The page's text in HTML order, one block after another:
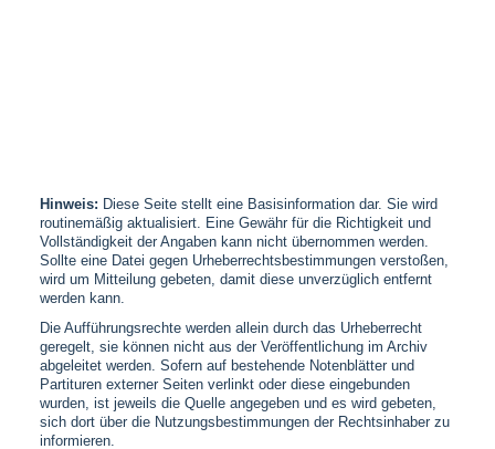
Hinweis: Diese Seite stellt eine Basisinformation dar. Sie wird
routinemäßig aktualisiert. Eine Gewähr für die Richtigkeit und
Vollständigkeit der Angaben kann nicht übernommen werden.
Sollte eine Datei gegen Urheberrechtsbestimmungen verstoßen,
wird um Mitteilung gebeten, damit diese unverzüglich entfernt
werden kann.
Die Aufführungsrechte werden allein durch das Urheberrecht
geregelt, sie können nicht aus der Veröffentlichung im Archiv
abgeleitet werden. Sofern auf bestehende Notenblätter und
Partituren externer Seiten verlinkt oder diese eingebunden
wurden, ist jeweils die Quelle angegeben und es wird gebeten,
sich dort über die Nutzungsbestimmungen der Rechtsinhaber zu
informieren.